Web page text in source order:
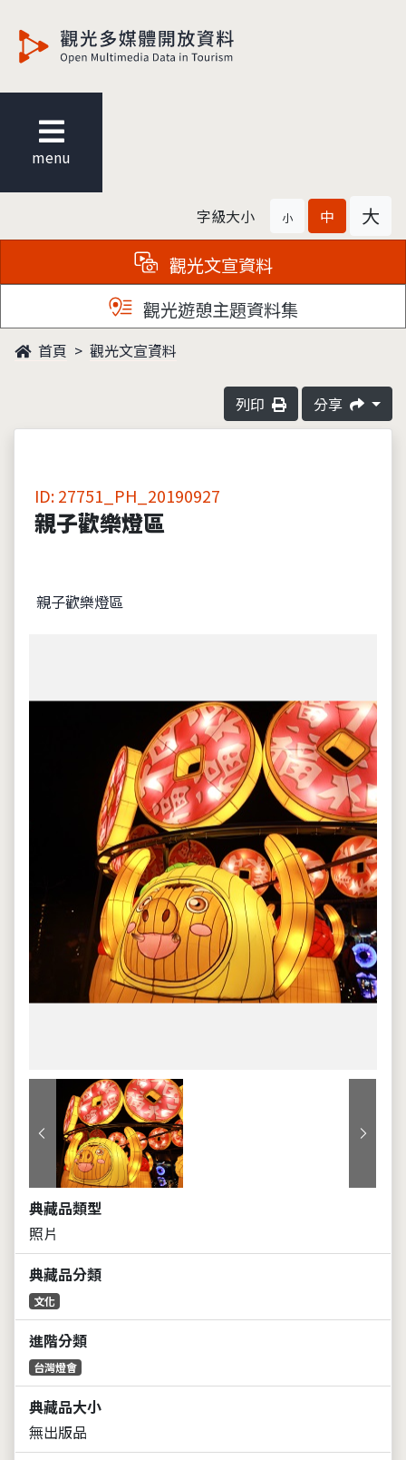
menu
字級大小 小 中 大
觀光文宣資料
觀光遊憩主題資料集
首頁 觀光文宣資料
列印 分享
ID: 27751_PH_20190927
親子歡樂燈區
親子歡樂燈區
上一張 下一張
典藏品類型
照片
典藏品分類
文化
進階分類
台灣燈會
典藏品大小
無出版品